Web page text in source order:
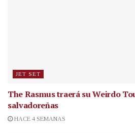
JET SET
The Rasmus traerá su Weirdo
salvadoreñas
HACE 4 SEMANAS